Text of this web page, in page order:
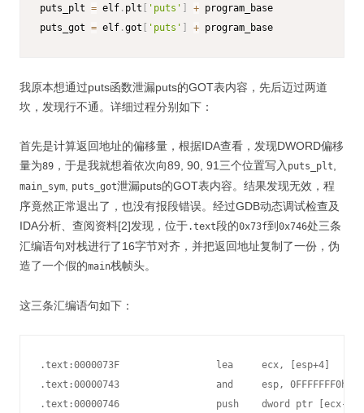
puts_plt = elf . plt 'puts' + program_base
puts_got = elf .got 'puts' + program_base
我原本想通过puts函数泄漏puts的GOT表内容，先后迈过两道
坎，发现行不通。详细过程分别如下：
首先是计算返回地址的偏移量，根据IDA查看，发现DWORD偏移
量为89 ，于是我就想着依次向89, 90, 91三个位置写入 puts_plt
main_sym puts_got泄漏puts的GOT表内容。结果发现无效，程
序竟然正常退出了，也没有报段错误。经过GDB动态调试检查及
IDA分析、查阅资料[2]发现，位于.text段的0x73f到 0x746处三条
汇编语句对栈进行了16字节对齐，并把返回地址复制了一份，伪
造了一个假的main栈帧头。
这三条汇编语句如下：
.text:0000073F                 lea     ecx, [esp+4]
.text:00000743                 and     esp, 0FFFFFFF0h
.text:00000746                 push    dword ptr [ecx-4]